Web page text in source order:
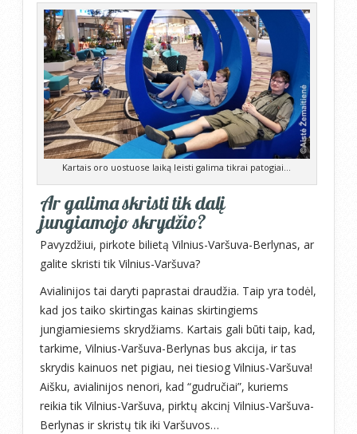
Kartais oro uostuose laiką leisti galima tikrai patogiai…
Ar galima skristi tik dalį
jungiamojo skrydžio?
Pavyzdžiui, pirkote bilietą Vilnius-Varšuva-Berlynas, ar
galite skristi tik Vilnius-Varšuva?
Avialinijos tai daryti paprastai draudžia. Taip yra todėl,
kad jos taiko skirtingas kainas skirtingiems
jungiamiesiems skrydžiams. Kartais gali būti taip, kad,
tarkime, Vilnius-Varšuva-Berlynas bus akcija, ir tas
skrydis kainuos net pigiau, nei tiesiog Vilnius-Varšuva!
Aišku, avialinijos nenori, kad “gudručiai”, kuriems
reikia tik Vilnius-Varšuva, pirktų akcinį Vilnius-Varšuva-
Berlynas ir skristų tik iki Varšuvos…